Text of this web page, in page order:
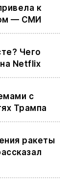
к
— СМИ
Чего
Netflix
с
Трампа
ракеты